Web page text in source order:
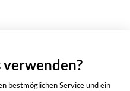
bestmöglichen Service und ein